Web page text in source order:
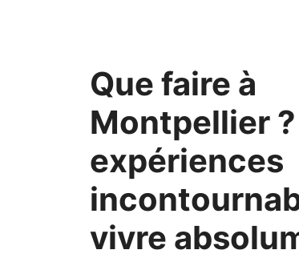
Que faire à
Montpellier
expériences
vivre